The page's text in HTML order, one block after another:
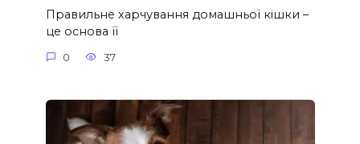
Правильне харчування домашньої кішки –
це основа її
0 37